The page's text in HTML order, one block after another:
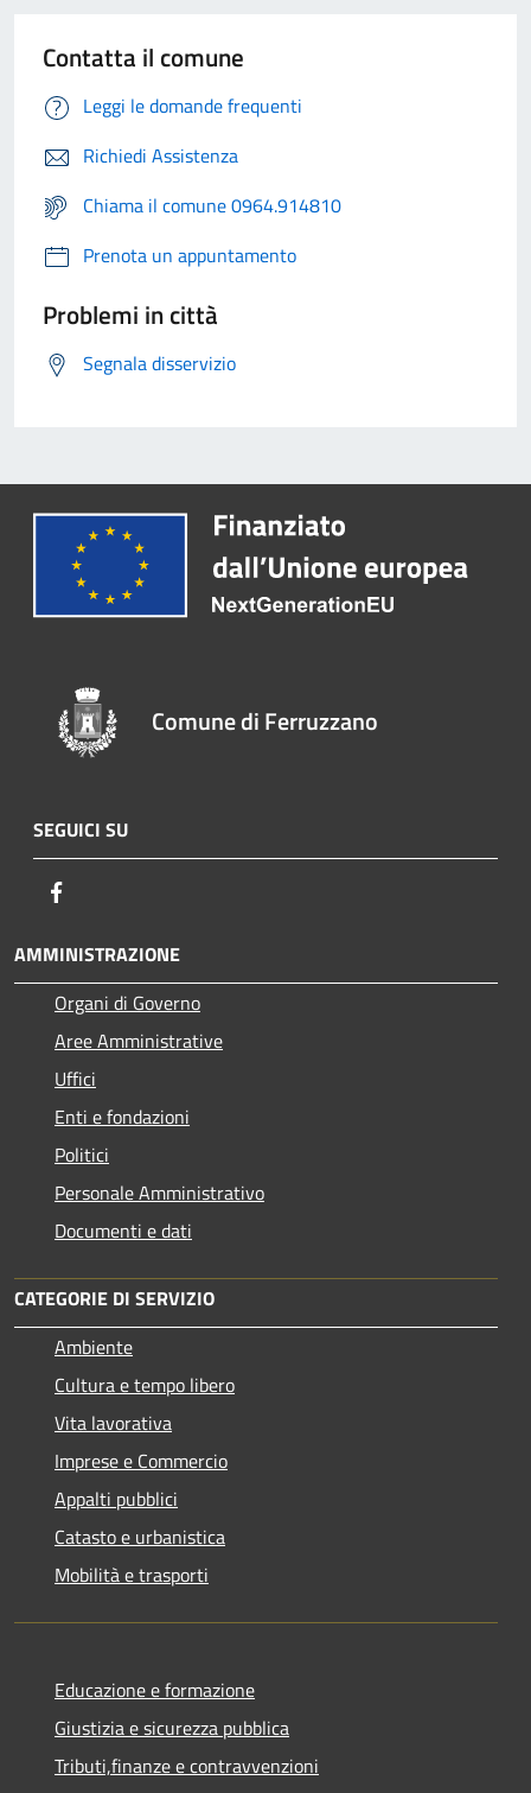
Contatta il comune
Leggi le domande frequenti
Richiedi Assistenza
Chiama il comune 0964.914810
Prenota un appuntamento
Problemi in città
Segnala disservizio
Comune di Ferruzzano
SEGUICI SU
AMMINISTRAZIONE
Organi di Governo
Aree Amministrative
Uffici
Enti e fondazioni
Politici
Personale Amministrativo
Documenti e dati
CATEGORIE DI SERVIZIO
Ambiente
Cultura e tempo libero
Vita lavorativa
Imprese e Commercio
Appalti pubblici
Catasto e urbanistica
Mobilità e trasporti
Educazione e formazione
Giustizia e sicurezza pubblica
Tributi,finanze e contravvenzioni